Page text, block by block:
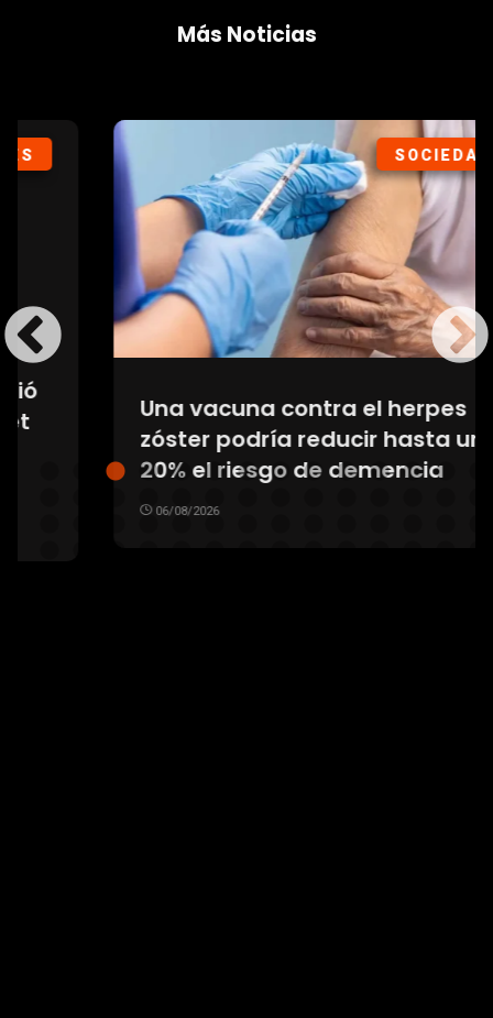
Más Noticias
SOCIEDAD
Una vacuna contra el herpes
zóster podría reducir hasta un
20% el riesgo de demencia
06/08/2026